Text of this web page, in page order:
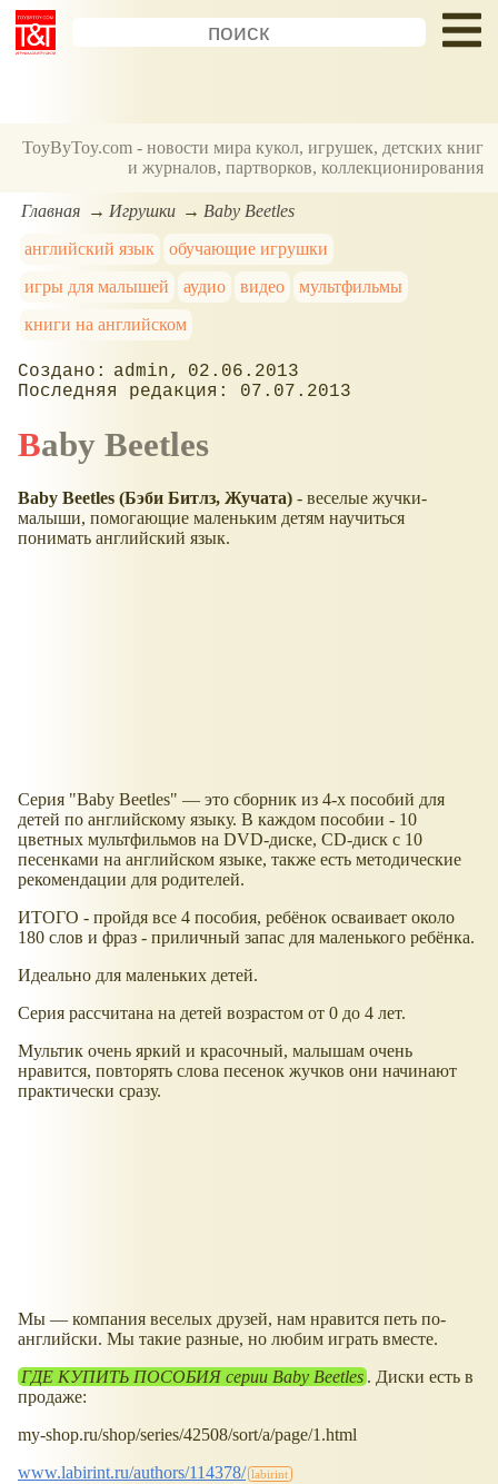
ToyByToy.com - новости мира кукол, игрушек, детских книг
и журналов, партворков, коллекционирования
Главная Игрушки
Baby Beetles
английский язык
обучающие игрушки
игры для малышей
аудио видео
мультфильмы
книги на английском
admin
02.06.2013
07.07.2013
Baby Beetles
Baby Beetles (Бэби Битлз, Жучата) - веселые жучки-
малыши, помогающие маленьким детям научиться
понимать английский язык.
Серия "Baby Beetles" — это сборник из 4-х пособий для
детей по английскому языку. В каждом пособии - 10
цветных мультфильмов на DVD-диске, CD-диск с 10
песенками на английском языке, также есть методические
рекомендации для родителей.
ИТОГО - пройдя все 4 пособия, ребёнок осваивает около
180 слов и фраз - приличный запас для маленького ребёнка.
Идеально для маленьких детей.
Серия рассчитана на детей возрастом от 0 до 4 лет.
Мультик очень яркий и красочный, малышам очень
нравится, повторять слова песенок жучков они начинают
практически сразу.
Мы — компания веселых друзей, нам нравится петь по-
английски. Мы такие разные, но любим играть вместе.
ГДЕ КУПИТЬ ПОСОБИЯ серии Baby Beetles . Диски есть в
продаже:
my-shop.ru/shop/series/42508/sort/a/page/1.html
www.labirint.ru/authors/114378/